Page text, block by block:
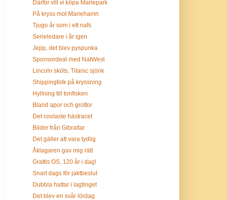
Därför vill vi köpa Mariepark
På kryss mot Mariehamn
Tjugo år som i ett nafs
Serieledare i år igen
Jepp, det blev pyspunka
Sponsordeal med NatWest
Lincoln sköts, Titanic sjönk
Shippingfolk på kryssning
Hyllning till tonfisken
Bland apor och grottor
Det coolaste hästracet
Bilder från Gibraltar
Det gäller att vara tydlig
Åklagaren gav mig rätt
Grattis OS, 120 år i dag!
Snart dags för jaktbeslut
Dubbla hattar i lagtinget
Det blev en svår lördag